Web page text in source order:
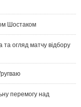
Шостаком
огляд матчу відбору
перемогу над